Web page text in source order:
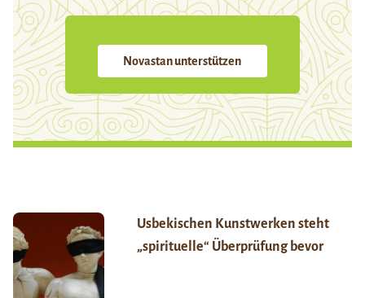
Novastan unterstützen
Usbekischen Kunstwerken steht
„spirituelle“ Überprüfung bevor